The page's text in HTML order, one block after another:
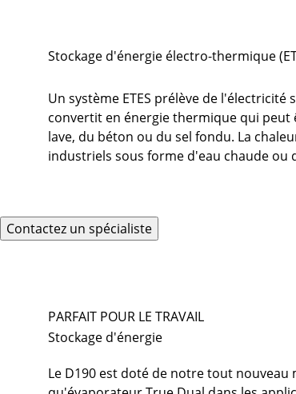
Stockage d'énergie électro-thermique
Un système ETES prélève de
convertit en énergie thermique qui peut
lave, du béton ou du sel fondu. La
industriels sous forme d'eau chaude ou
Contactez un spécialiste
PARFAIT POUR LE TRAVAIL
Stockage d'énergie
Le D190 est doté de notre tout nouveau